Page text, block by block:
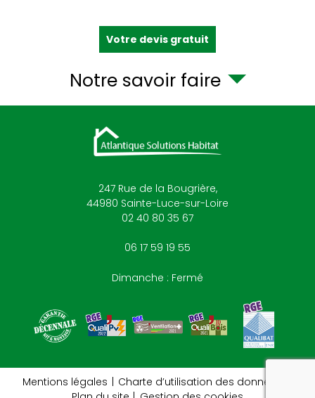
Votre devis gratuit
Notre savoir faire
247 Rue de la Bougrière,
44980 Sainte-Luce-sur-Loire
02 40 80 35 67
06 17 59 19 55
Dimanche : Fermé
Mentions légales
Charte d’utilisation des données